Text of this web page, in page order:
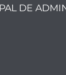
DE